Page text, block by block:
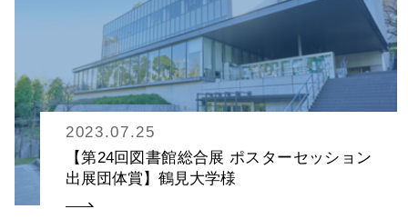
2023.07.25
【第24回図書館総合展 ポスターセッション
出展団体賞】鶴見大学様